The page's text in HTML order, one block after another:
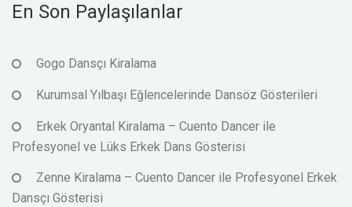
En Son Paylaşılanlar
Gogo Dansçı Kiralama
Kurumsal Yılbaşı Eğlencelerinde Dansöz Gösterileri
Erkek Oryantal Kiralama – Cuento Dancer ile
Profesyonel ve Lüks Erkek Dans Gösterisi
Zenne Kiralama – Cuento Dancer ile Profesyonel Erkek
Dansçı Gösterisi